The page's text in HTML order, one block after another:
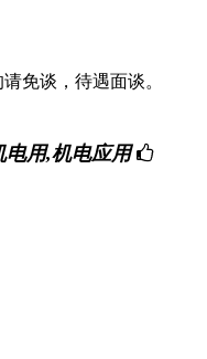
免谈，待遇面谈。
电用,机电应用